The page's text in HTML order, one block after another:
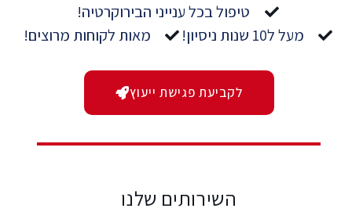
טיפול בכל ענייני הבירוקרטיה!
מעל ל10 שנות ניסיון!
מאות לקוחות מרוצים!
לקביעת פגישת ייעוץ
השירותים שלנו